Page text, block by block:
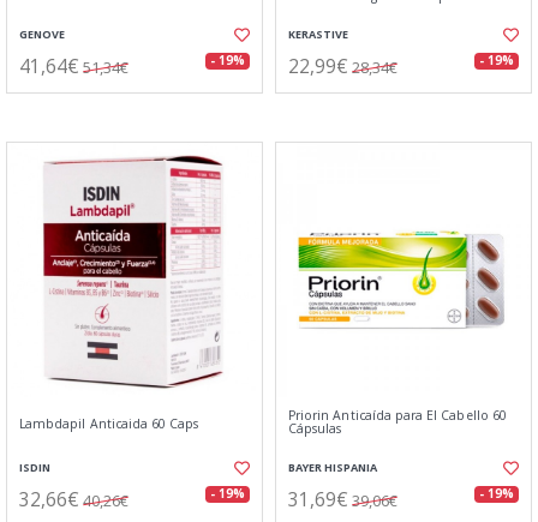
GENOVE
41,64€ 51,34€ - 19%
KERASTIVE
22,99€ 28,34€ - 19%
Lambdapil Anticaida 60 Caps
ISDIN
32,66€ 40,26€ - 19%
Priorin Anticaída para El Cabello 60
Cápsulas
BAYER HISPANIA
31,69€ 39,06€ - 19%